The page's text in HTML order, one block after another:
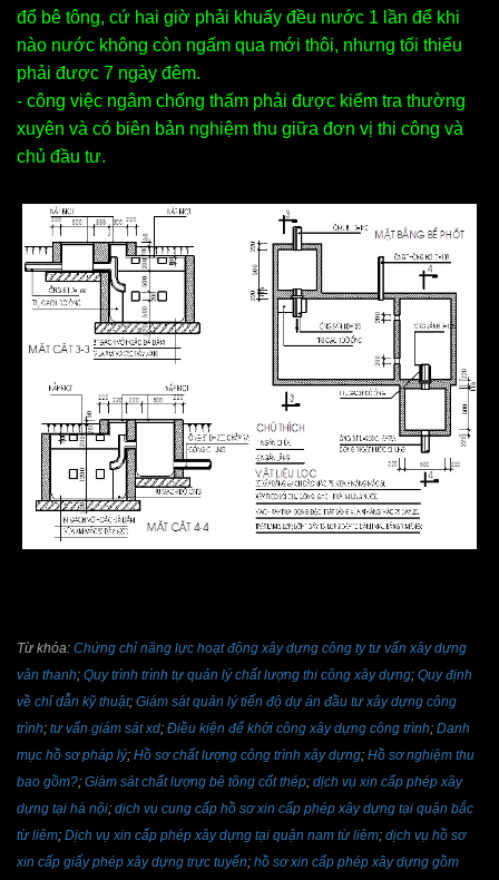
đổ bê tông, cứ hai giờ phải khuấy đều nước 1 lần để khi
nào nước không còn ngấm qua mới thôi, nhưng tối thiểu
phải được 7 ngày đêm.
- công việc ngâm chống thấm phải được kiểm tra thường
xuyên và có biên bản nghiệm thu giữa đơn vị thi công và
chủ đầu tư.
Từ khóa: Chứng chỉ năng lực hoạt động xây dựng công ty tư vấn xây dựng
vân thanh; Quy trình trình tự quản lý chất lượng thi công xây dựng; Quy định
về chỉ dẫn kỹ thuật; Giám sát quản lý tiến độ dự án đầu tư xây dựng công
trình; tư vấn giám sát xd; Điều kiện để khởi công xây dựng công trình; Danh
mục hồ sơ pháp lý; Hồ sơ chất lượng công trình xây dựng; Hồ sơ nghiệm thu
bao gồm?; Giám sát chất lượng bê tông cốt thép; dịch vụ xin cấp phép xây
dựng tại hà nội; dịch vụ cung cấp hồ sơ xin cấp phép xây dựng tại quận bắc
từ liêm; Dịch vụ xin cấp phép xây dựng tại quận nam từ liêm; dịch vụ hồ sơ
xin cấp giấy phép xây dựng trực tuyến; hồ sơ xin cấp phép xây dựng gồm